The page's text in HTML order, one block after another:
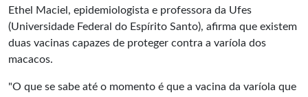
Ethel Maciel, epidemiologista e professora da Ufes
(Universidade Federal do Espírito Santo), afirma que existem
duas vacinas capazes de proteger contra a varíola dos
macacos.
"O que se sabe até o momento é que a vacina da varíola que